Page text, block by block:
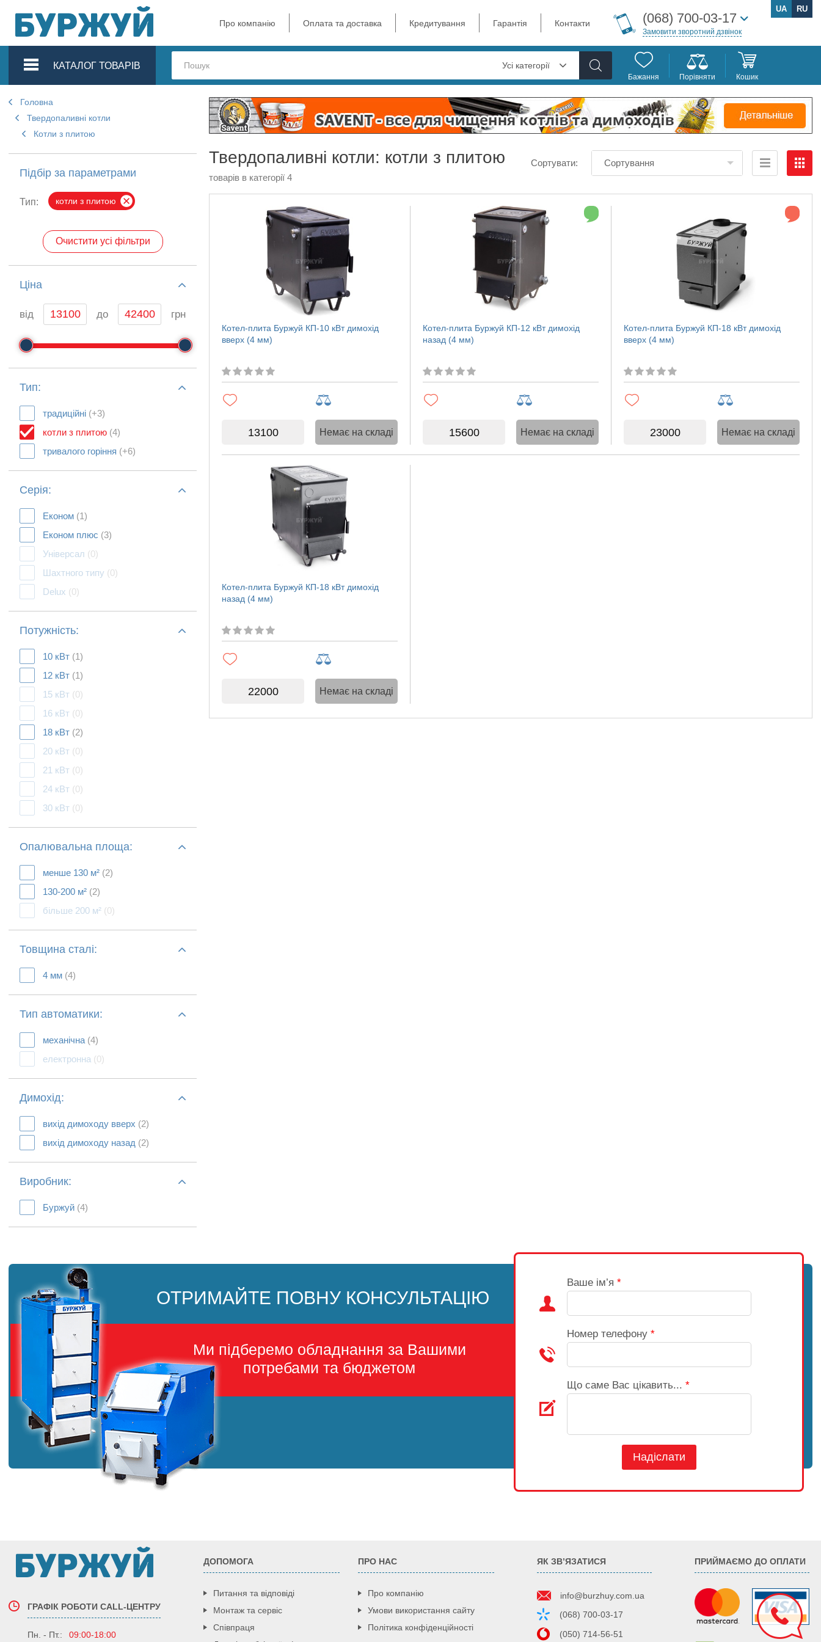
Про компанію Оплата та доставка Кредитування Гарантія Контакти (068) 700-03-17
Замовити зворотний дзвінок
UA RU
КАТАЛОГ ТОВАРІВ Усі категорії
Бажання Порівняти Кошик
Головна
Твердопаливні котли
Котли з плитою
Підбір за параметрами
Тип: котли з плитою
Очистити усі фільтри
Ціна
від до грн
Тип:
традиційні (+3)
котли з плитою (4)
тривалого горіння (+6)
Серія:
Економ (1)
Економ плюс (3)
Універсал (0)
Шахтного типу (0)
Delux (0)
Потужність:
10 кВт (1)
12 кВт (1)
15 кВт (0)
16 кВт (0)
18 кВт (2)
20 кВт (0)
21 кВт (0)
24 кВт (0)
30 кВт (0)
Опалювальна площа:
менше 130 м² (2)
130-200 м² (2)
більше 200 м² (0)
Товщина сталі:
4 мм (4)
Тип автоматики:
механічна (4)
електронна (0)
Димохід:
вихід димоходу вверх (2)
вихід димоходу назад (2)
Виробник:
Буржуй (4)
Твердопаливні котли: котли з плитою
товарів в категорії 4
Сортувати: Сортування
Котел-плита Буржуй КП-10 кВт димохід
вверх (4 мм)
13100 Немає на складі
Котел-плита Буржуй КП-12 кВт димохід
назад (4 мм)
15600 Немає на складі
Котел-плита Буржуй КП-18 кВт димохід
вверх (4 мм)
23000 Немає на складі
Котел-плита Буржуй КП-18 кВт димохід
назад (4 мм)
22000 Немає на складі
ОТРИМАЙТЕ ПОВНУ КОНСУЛЬТАЦІЮ
Ми підберемо обладнання за Вашими
потребами та бюджетом
Ваше ім’я *
Номер телефону *
Що саме Вас цікавить... *
Надіслати
ГРАФІК РОБОТИ CALL-ЦЕНТРУ
Пн. - Пт.: 09:00-18:00
ДОПОМОГА
Питання та відповіді
Монтаж та сервіс
Співпраця
ПРО НАС
Про компанію
Умови використання сайту
Політика конфіденційності
ЯК ЗВ’ЯЗАТИСЯ
info@burzhuy.com.ua
(068) 700-03-17
(050) 714-56-51
ПРИЙМАЄМО ДО ОПЛАТИ